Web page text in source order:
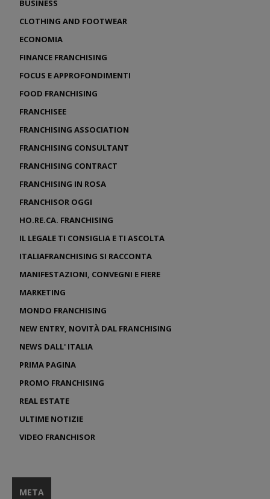
BUSINESS
CLOTHING AND FOOTWEAR
ECONOMIA
FINANCE FRANCHISING
FOCUS E APPROFONDIMENTI
FOOD FRANCHISING
FRANCHISEE
FRANCHISING ASSOCIATION
FRANCHISING CONSULTANT
FRANCHISING CONTRACT
FRANCHISING IN ROSA
FRANCHISOR OGGI
HO.RE.CA. FRANCHISING
IL LEGALE TI CONSIGLIA E TI ASCOLTA
ITALIAFRANCHISING SI RACCONTA
MANIFESTAZIONI, CONVEGNI E FIERE
MARKETING
MONDO FRANCHISING
NEW ENTRY, NOVITÀ DAL FRANCHISING
NEWS DALL' ITALIA
PRIMA PAGINA
PROMO FRANCHISING
REAL ESTATE
ULTIME NOTIZIE
VIDEO FRANCHISOR
META